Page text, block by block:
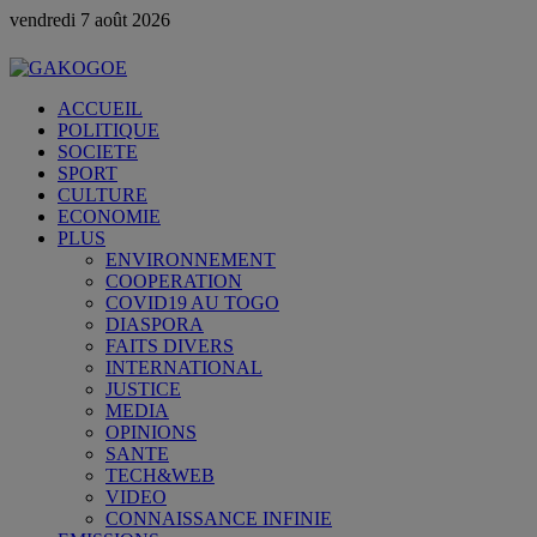
vendredi 7 août 2026
ACCUEIL
POLITIQUE
SOCIETE
SPORT
CULTURE
ECONOMIE
PLUS
ENVIRONNEMENT
COOPERATION
COVID19 AU TOGO
DIASPORA
FAITS DIVERS
INTERNATIONAL
JUSTICE
MEDIA
OPINIONS
SANTE
TECH&WEB
VIDEO
CONNAISSANCE INFINIE